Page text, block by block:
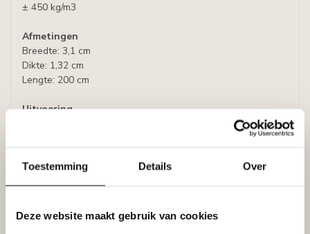
Toestemming Details Over
Deze website maakt gebruik van cookies
± 450 kg/m3
Afmetingen
Breedte: 3,1 cm
Dikte: 1,32 cm
Lengte: 200 cm
Uitvoering
- Kleur : voorbehandeld met een witte primer, kan
Lijmen:
- Montagelijm: Bison Polymax High Tack Express
Leverancier